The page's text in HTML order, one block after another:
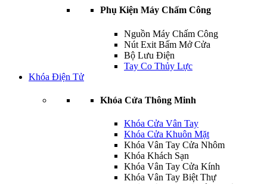
Phụ Kiện Máy Chấm Công
Nguồn Máy Chấm Công
Nút Exit Bấm Mở Cửa
Bộ Lưu Điện
Tay Co Thủy Lực
Khóa Điện Tử
Khóa Cửa Thông Minh
Khóa Cửa Vân Tay
Khóa Cửa Khuôn Mặt
Khóa Vân Tay Cửa Nhôm
Khóa Khách Sạn
Khóa Vân Tay Cửa Kính
Khóa Vân Tay Biệt Thự